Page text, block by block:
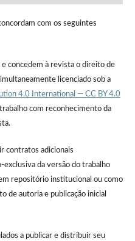
com os seguintes
concedem à revista o direito de
licenciado sob a
4.0 International — CC BY 4.0
com reconhecimento da
contratos adicionais
exclusiva da versão do trabalho
repositório institucional ou como
de autoria e publicação inicial
a publicar e distribuir seu